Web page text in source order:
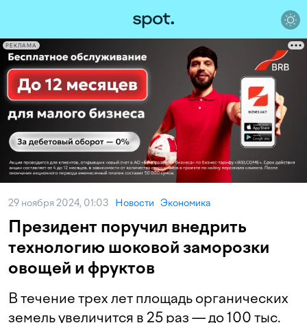
РЕКЛАМА
29 ноября 2024, 01:03 Новости Экономика
Президент поручил внедрить
технологию шоковой заморозки
овощей и фруктов
В течение трех лет площадь органических
земель увеличится в 25 раз — до 100 тыс.